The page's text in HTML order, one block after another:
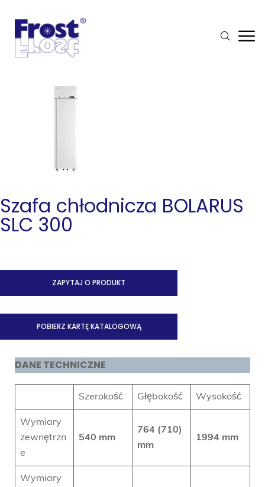
Szafa chłodnicza BOLARUS
SLC 300
ZAPYTAJ O PRODUKT
POBIERZ KARTĘ KATALOGOWĄ
DANE TECHNICZNE
Szerokość Głębokość Wysokość
Wymiary
zewnętrzn
e
540 mm
764 (710)
mm
1994 mm
Wymiary